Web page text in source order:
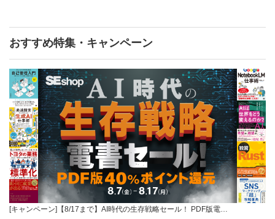
おすすめ特集・キャンペーン
[キャンペーン]【8/17まで】AI時代の生存戦略セール！ PDF版電…